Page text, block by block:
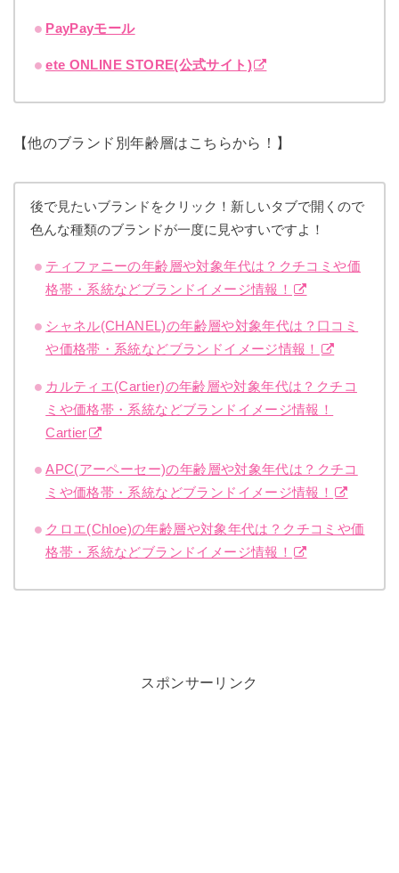
PayPayモール
ete ONLINE STORE(公式サイト)
【他のブランド別年齢層はこちらから！】
後で見たいブランドをクリック！新しいタブで開くので
色んな種類のブランドが一度に見やすいですよ！
ティファニーの年齢層や対象年代は？クチコミや価
格帯・系統などブランドイメージ情報！
シャネル(CHANEL)の年齢層や対象年代は？口コミ
や価格帯・系統などブランドイメージ情報！
カルティエ(Cartier)の年齢層や対象年代は？クチコ
ミや価格帯・系統などブランドイメージ情報！
Cartier
APC(アーペーセー)の年齢層や対象年代は？クチコ
ミや価格帯・系統などブランドイメージ情報！
クロエ(Chloe)の年齢層や対象年代は？クチコミや価
格帯・系統などブランドイメージ情報！
スポンサーリンク